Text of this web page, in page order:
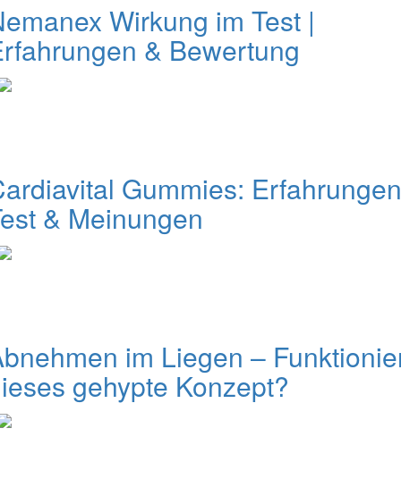
Wirkung im Test |
& Bewertung
Gummies:
& Meinungen
im Liegen –
gehypte Konzept?